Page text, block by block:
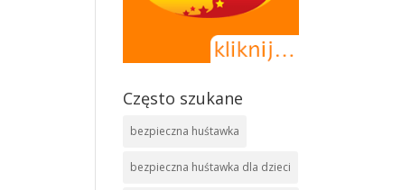
Często szukane
bezpieczna huśtawka
bezpieczna huśtawka dla dzieci